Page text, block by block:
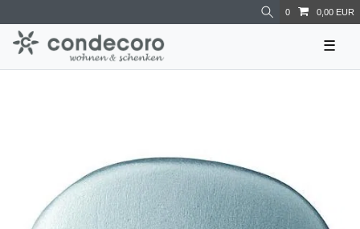
0 0,00 EUR
☰